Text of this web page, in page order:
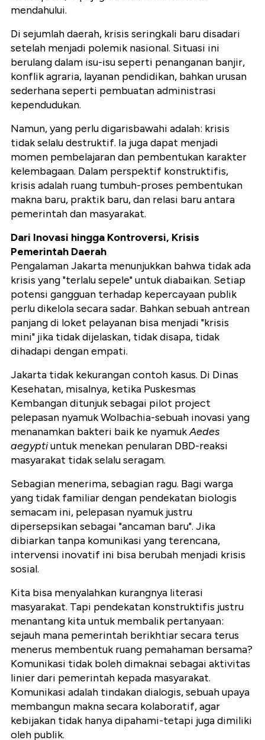
mendahului.
Di sejumlah daerah, krisis seringkali baru disadari
setelah menjadi polemik nasional. Situasi ini
berulang dalam isu-isu seperti penanganan banjir,
konflik agraria, layanan pendidikan, bahkan urusan
sederhana seperti pembuatan administrasi
kependudukan.
Namun, yang perlu digarisbawahi adalah: krisis
tidak selalu destruktif. Ia juga dapat menjadi
momen pembelajaran dan pembentukan karakter
kelembagaan. Dalam perspektif konstruktifis,
krisis adalah ruang tumbuh-proses pembentukan
makna baru, praktik baru, dan relasi baru antara
pemerintah dan masyarakat.
Dari Inovasi hingga Kontroversi, Krisis
Pemerintah Daerah
Pengalaman Jakarta menunjukkan bahwa tidak ada
krisis yang "terlalu sepele" untuk diabaikan. Setiap
potensi gangguan terhadap kepercayaan publik
perlu dikelola secara sadar. Bahkan sebuah antrean
panjang di loket pelayanan bisa menjadi "krisis
mini" jika tidak dijelaskan, tidak disapa, tidak
dihadapi dengan empati.
Jakarta tidak kekurangan contoh kasus. Di Dinas
Kesehatan, misalnya, ketika Puskesmas
Kembangan ditunjuk sebagai pilot project
pelepasan nyamuk Wolbachia-sebuah inovasi yang
menanamkan bakteri baik ke nyamukAedes
aegyptiuntuk menekan penularan DBD-reaksi
masyarakat tidak selalu seragam.
Sebagian menerima, sebagian ragu. Bagi warga
yang tidak familiar dengan pendekatan biologis
semacam ini, pelepasan nyamuk justru
dipersepsikan sebagai "ancaman baru". Jika
dibiarkan tanpa komunikasi yang terencana,
intervensi inovatif ini bisa berubah menjadi krisis
sosial.
Kita bisa menyalahkan kurangnya literasi
masyarakat. Tapi pendekatan konstruktifis justru
menantang kita untuk membalik pertanyaan:
sejauh mana pemerintah berikhtiar secara terus
menerus membentuk ruang pemahaman bersama?
Komunikasi tidak boleh dimaknai sebagai aktivitas
linier dari pemerintah kepada masyarakat.
Komunikasi adalah tindakan dialogis, sebuah upaya
membangun makna secara kolaboratif, agar
kebijakan tidak hanya dipahami-tetapi juga dimiliki
oleh publik.